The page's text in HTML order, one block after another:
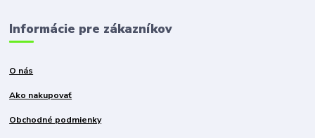
Informácie pre zákazníkov
O nás
Ako nakupovať
Obchodné podmienky